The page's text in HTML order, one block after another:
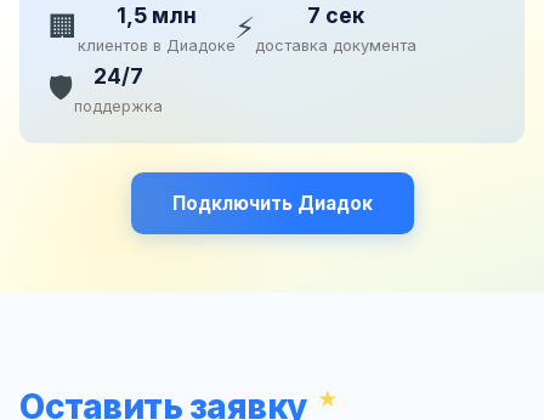
🏢 1,5 млн
клиентов в Диадоке⚡ 7 сек
доставка документа
🛡️ 24/7
поддержка
Подключить Диадок
Оставить заявку